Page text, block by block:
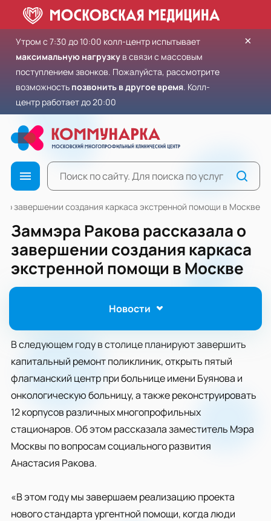
Утром с 7:30 до 10:00 колл-центр испытывает
максимальную нагрузку в связи с массовым
поступлением звонков. Пожалуйста, рассмотрите
возможность позвонить в другое время. Колл-
центр работает до 20:00
×
о завершении создания каркаса экстренной помощи в Москве
Заммэра Ракова рассказала о
завершении создания каркаса
экстренной помощи в Москве
Новости
В следующем году в столице планируют завершить
капитальный ремонт поликлиник, открыть пятый
флагманский центр при больнице имени Буянова и
онкологическую больницу, а также реконструировать
12 корпусов различных многопрофильных
стационаров. Об этом рассказала заместитель Мэра
Москвы по вопросам социального развития
Анастасия Ракова.
«В этом году мы завершаем реализацию проекта
нового стандарта ургентной помощи, когда люди